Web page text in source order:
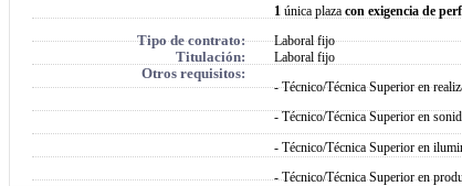
1única plaza con exigencia de
Laboral fijo
Tipo de contrato:
Laboral fijo
Titulación:
- Técnico/Técnica Superior en
- Técnico/Técnica Superior en
- Técnico/Técnica Superior en
- Técnico/Técnica Superior en
Otros requisitos: